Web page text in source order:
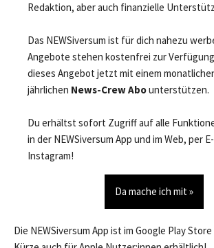
Redaktion, aber auch finanzielle
Das NEWSiversum ist für dich nahezu
Angebote stehen kostenfrei zur
dieses Angebot jetzt mit einem
jährlichen News-Crew Abounterstützen.
Du erhältst sofort Zugriff auf alle
in der NEWSiversum App und im Web, per
Instagram!
Da mache ich mit »
Die NEWSiversum App ist im Google Play